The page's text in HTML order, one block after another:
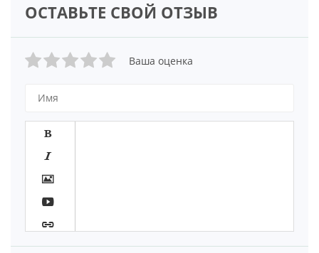
ОСТАВЬТЕ СВОЙ ОТЗЫВ
Ваша оценка






